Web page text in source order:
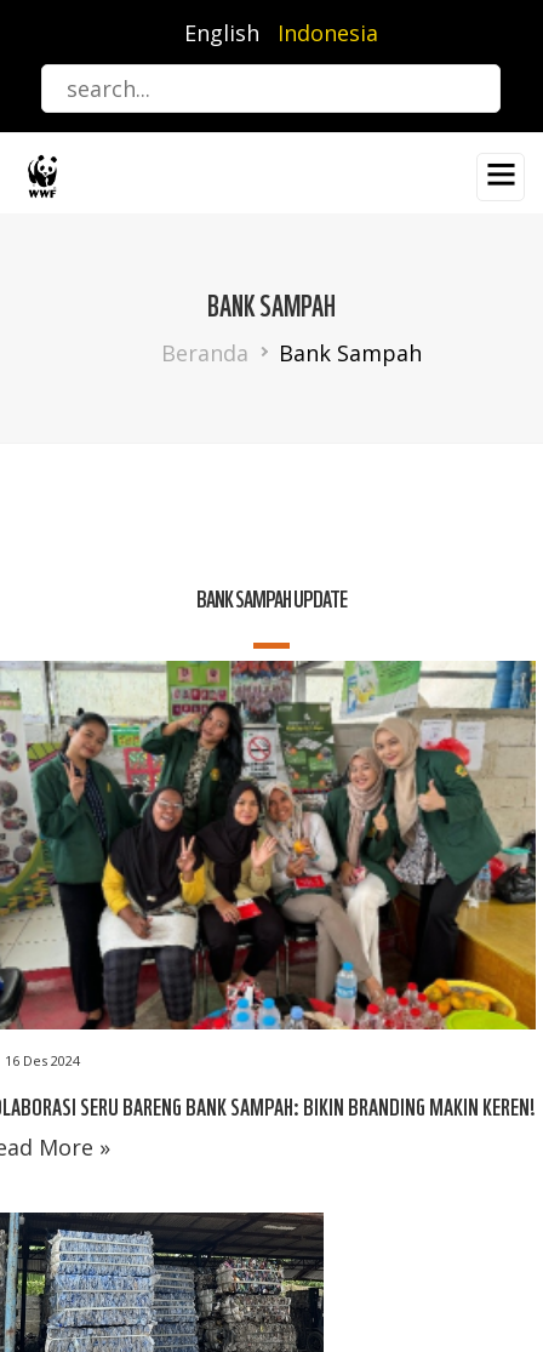
utama
English Indonesia
BANK SAMPAH
Breadcrumb
Beranda Bank Sampah
BANK SAMPAH UPDATE
16 Des 2024
SERU BARENG BANK SAMPAH: BIKIN BRANDING MAKIN KEREN!
More »